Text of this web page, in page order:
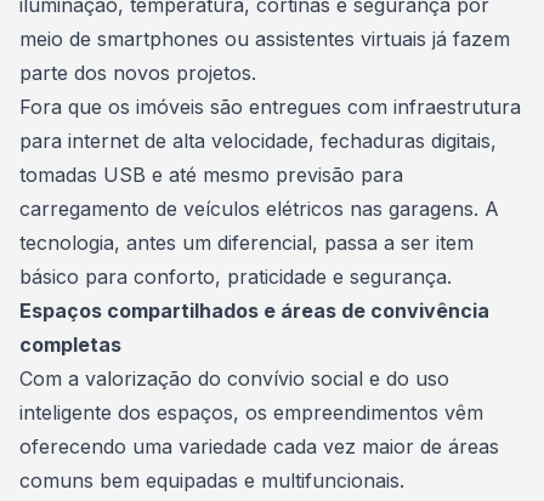
iluminação, temperatura, cortinas e segurança por
meio de smartphones ou assistentes virtuais já fazem
parte dos novos projetos.
Fora que os imóveis são entregues com infraestrutura
para internet de alta velocidade, fechaduras digitais,
tomadas USB e até mesmo previsão para
carregamento de veículos elétricos nas garagens. A
tecnologia, antes um diferencial, passa a ser item
básico para conforto, praticidade e segurança.
Espaços compartilhados e áreas de convivência
completas
Com a valorização do convívio social e do uso
inteligente dos espaços, os empreendimentos vêm
oferecendo uma variedade cada vez maior de áreas
comuns bem equipadas e multifuncionais.